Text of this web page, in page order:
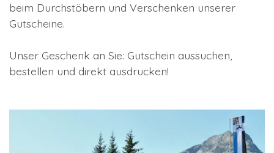
beim Durchstöbern und Verschenken unserer
Gutscheine.
Unser Geschenk an Sie: Gutschein aussuchen,
bestellen und direkt ausdrucken!